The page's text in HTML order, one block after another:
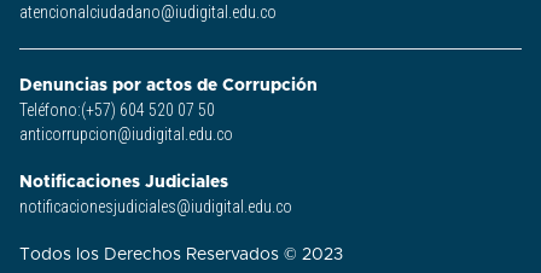
atencionalciudadano@iudigital.edu.co
Denuncias por actos de Corrupción
Teléfono:(+57) 604 520 07 50
anticorrupcion@iudigital.edu.co
Notificaciones Judiciales
notificacionesjudiciales@iudigital.edu.co
Todos los Derechos Reservados © 2023